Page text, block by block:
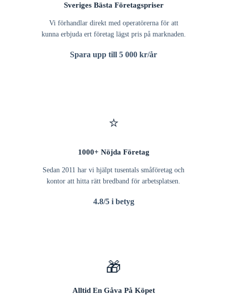
Sveriges Bästa Företagspriser
Vi förhandlar direkt med operatörerna för att
kunna erbjuda ert företag lägst pris på marknaden.
Spara upp till 5 000 kr/år
⭐
1000+ Nöjda Företag
Sedan 2011 har vi hjälpt tusentals småföretag och
kontor att hitta rätt bredband för arbetsplatsen.
4.8/5 i betyg
🎁
Alltid En Gåva På Köpet